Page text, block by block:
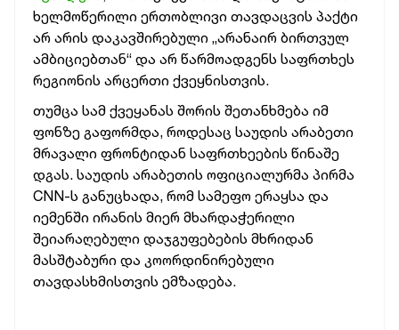
ხელმოწერილი ერთობლივი თავდაცვის პაქტი
არ არის დაკავშირებული „არანაირ ბირთვულ
ამბიციებთან“ და არ წარმოადგენს საფრთხეს
რეგიონის არცერთი ქვეყნისთვის.
თუმცა სამ ქვეყანას შორის შეთანხმება იმ
ფონზე გაფორმდა, როდესაც საუდის არაბეთი
მრავალი ფრონტიდან საფრთხეების წინაშე
დგას. საუდის არაბეთის ოფიციალურმა პირმა
CNN-ს განუცხადა, რომ სამეფო ერაყსა და
იემენში ირანის მიერ მხარდაჭერილი
შეიარაღებული დაჯგუფებების მხრიდან
მასშტაბური და კოორდინირებული
თავდასხმისთვის ემზადება.